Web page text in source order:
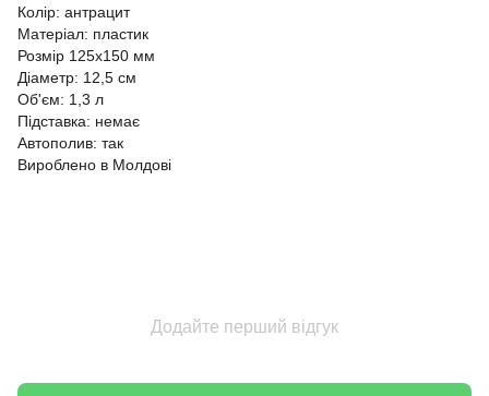
Колір: антрацит
Матеріал: пластик
Розмір 125х150 мм
Діаметр: 12,5 см
Об'єм: 1,3 л
Підставка: немає
Автополив: так
Вироблено в Молдові
Додайте перший відгук